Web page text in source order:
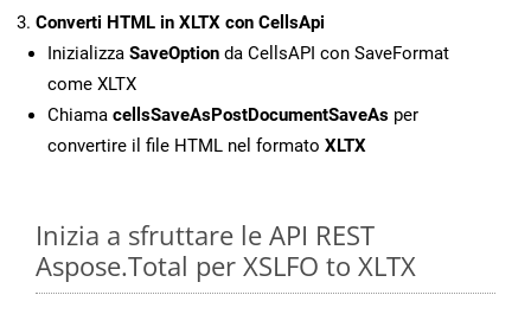
Converti HTML in XLTX con CellsApi
Inizializza SaveOption da CellsAPI con SaveFormat
come XLTX
Chiama cellsSaveAsPostDocumentSaveAs per
convertire il file HTML nel formato XLTX
Inizia a sfruttare le API REST
Aspose.Total per XSLFO to XLTX